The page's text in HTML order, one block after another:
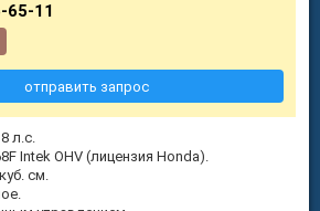
л.с.
Intek OHV (лицензия Honda).
см.
65-11
отправить запрос